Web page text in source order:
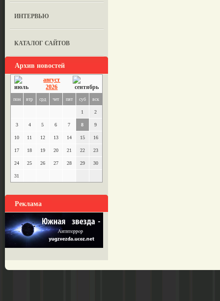
ИНТЕРВЬЮ
КАТАЛОГ САЙТОВ
Архив новостей
август
2026
пон втр срд чет пят суб вск
1 2
3 4 5 6 7 8 9
10 11 12 13 14 15 16
17 18 19 20 21 22 23
24 25 26 27 28 29 30
31
Реклама